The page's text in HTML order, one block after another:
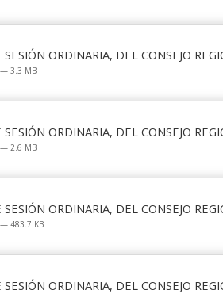
SESIÓN ORDINARIA, DEL CONSEJO
3.3 MB
SESIÓN ORDINARIA, DEL CONSEJO
2.6 MB
SESIÓN ORDINARIA, DEL CONSEJO
483.7 KB
SESIÓN ORDINARIA, DEL CONSEJO